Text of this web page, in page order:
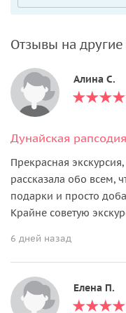
Отзывы на другие
Алина С.
Прекрасная
рассказала обо всем,
подарки и просто
Крайне советую
6 дней назад
Елена П.